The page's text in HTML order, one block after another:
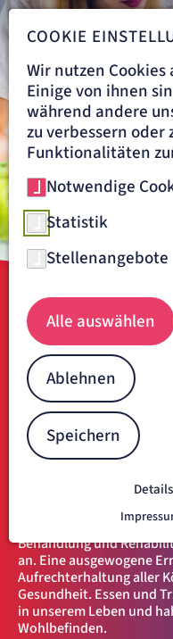
Navigationspfad
BENEDICTUS KRANKENHAUS
ERNÄHRUNGSBERATUNG
Individuelle
Liebe Patientinnen und
herzlich willkommen im
Unsere Klinik bietet
Behandlung und
an. Eine ausgewogene
Aufrechterhaltung aller
Gesundheit. Essen und
in unserem Leben und
Wohlbefinden.
COOKIE
Wir nutzen
Einige von ihnen
während andere
zu verbessern oder
Funktionalitäten
Notwendige
Statistik
Stellenangebote
Alle auswählen
Ablehnen
Speichern
NOTWENDIGE COOKIES
Notwendige
grundlegende
die einwandfreie
erforderlich.